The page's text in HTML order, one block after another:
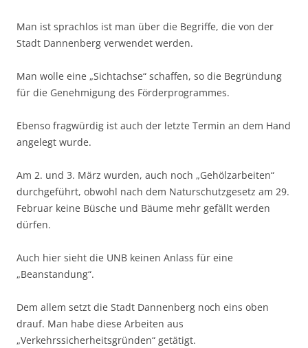
Man ist sprachlos ist man über die Begriffe, die von der
Stadt Dannenberg verwendet werden.
Man wolle eine „Sichtachse“ schaffen, so die Begründung
für die Genehmigung des Förderprogrammes.
Ebenso fragwürdig ist auch der letzte Termin an dem Hand
angelegt wurde.
Am 2. und 3. März wurden, auch noch „Gehölzarbeiten“
durchgeführt, obwohl nach dem Naturschutzgesetz am 29.
Februar keine Büsche und Bäume mehr gefällt werden
dürfen.
Auch hier sieht die UNB keinen Anlass für eine
„Beanstandung“.
Dem allem setzt die Stadt Dannenberg noch eins oben
drauf. Man habe diese Arbeiten aus
„Verkehrssicherheitsgründen“ getätigt.